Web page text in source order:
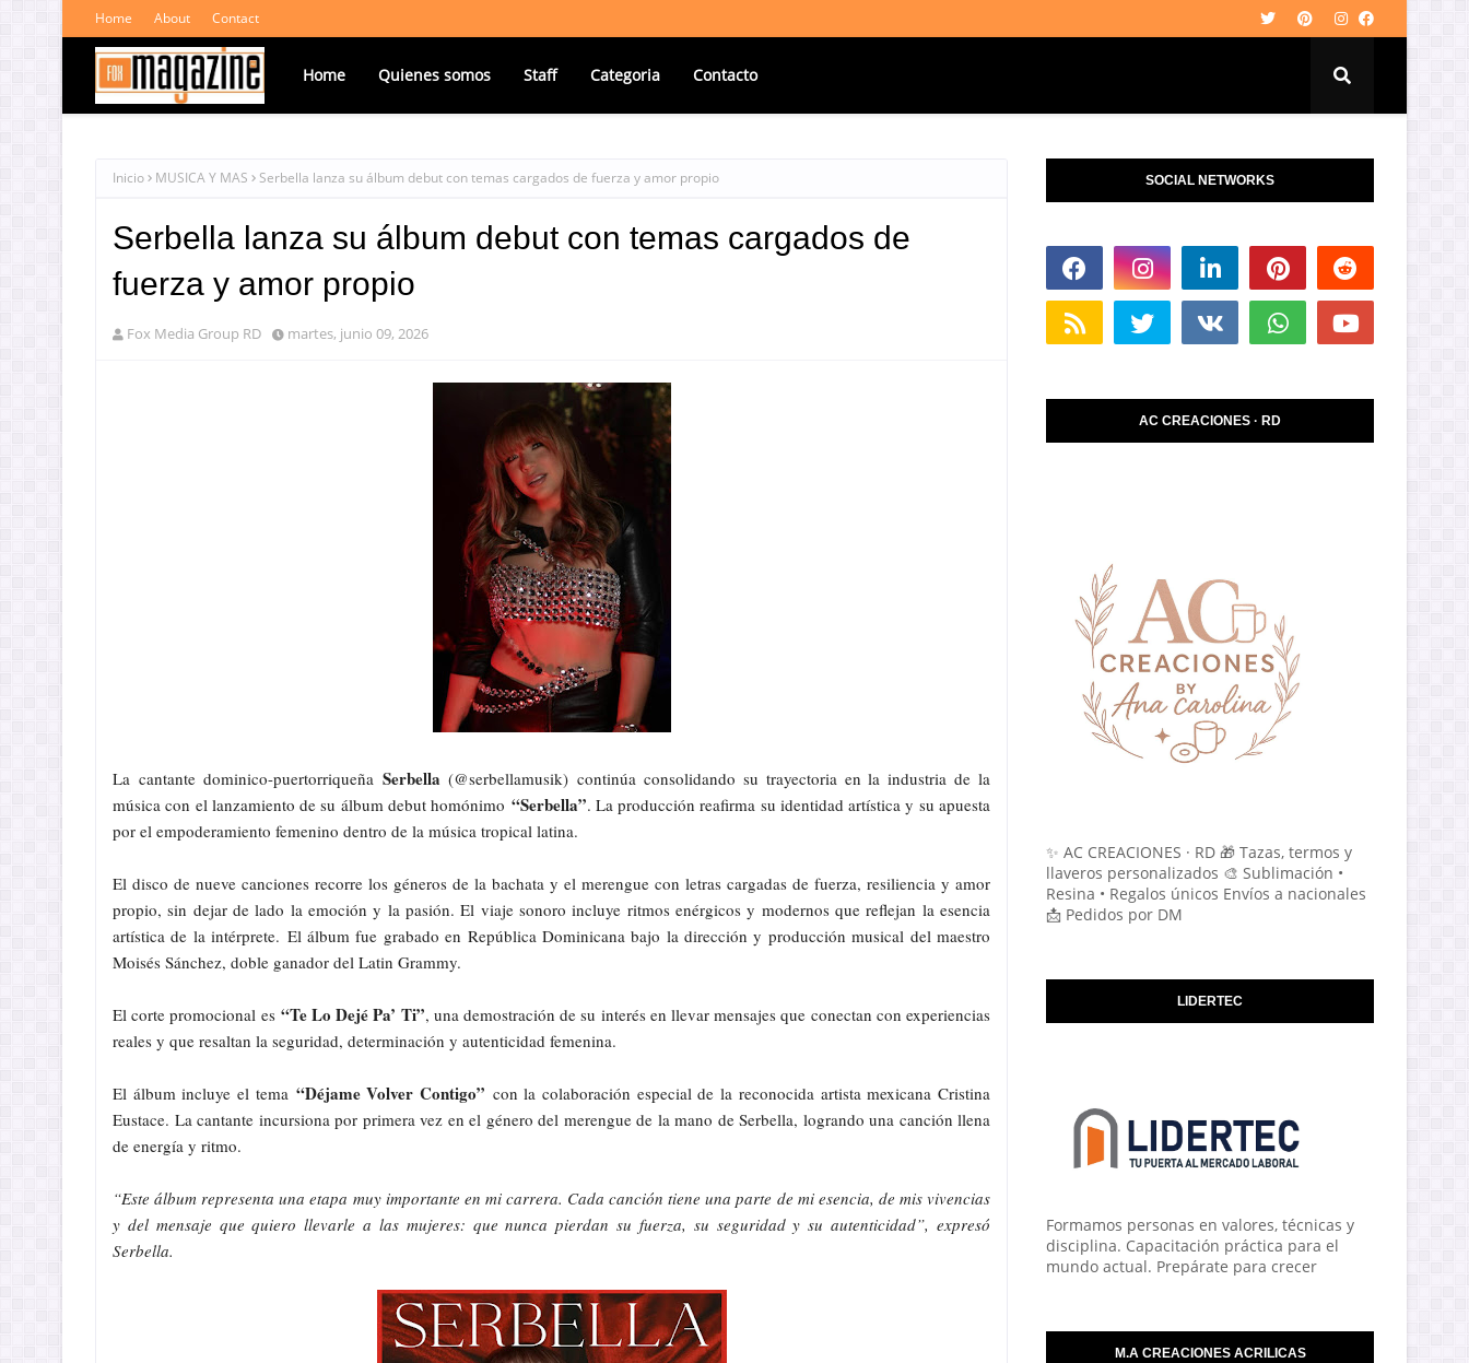
Home About Contact
Home Quienes somos Staff Categoria Contacto
Inicio MUSICA Y MAS Serbella lanza su álbum debut con temas cargados de fuerza y amor propio
Serbella lanza su álbum debut con temas cargados de
fuerza y amor propio
Fox Media Group RD martes, junio 09, 2026
La cantante dominico-puertorriqueña Serbella (@serbellamusik)continúa consolidando su trayectoria en la industria de la
música con el lanzamiento de su álbum debut homónimo “Serbella”. La producción reafirma su identidad artística y su apuesta
por el empoderamiento femenino dentro de la música tropical latina.
El disco de nueve canciones recorre los géneros de la bachata y el merengue con letras cargadas de fuerza, resiliencia y amor
propio, sin dejar de lado la emoción y la pasión. El viaje sonoro incluye ritmos enérgicos y modernos que reflejan la esencia
artística de la intérprete. El álbum fue grabado en República Dominicana bajo la dirección y producción musical del maestro
Moisés Sánchez, doble ganador del Latin Grammy.
El corte promocional es “Te Lo Dejé Pa’ Ti”, una demostración de su interés en llevar mensajes que conectan con experiencias
reales y que resaltan la seguridad, determinación y autenticidad femenina.
El álbum incluye el tema “Déjame Volver Contigo” con la colaboración especial de la reconocida artista mexicana Cristina
Eustace. La cantante incursiona por primera vez en el género del merengue de la mano de Serbella, logrando una canción llena
de energía y ritmo.
“Este álbum representa una etapa muy importante en mi carrera. Cada canción tiene una parte de mi esencia, de mis vivencias
y del mensaje que quiero llevarle a las mujeres: que nunca pierdan su fuerza, su seguridad y su autenticidad”, expresó
Serbella.
SOCIAL NETWORKS
AC CREACIONES · RD
✨ AC CREACIONES · RD 🎁 Tazas, termos y
llaveros personalizados 🎨 Sublimación •
Resina • Regalos únicos Envíos a nacionales
📩 Pedidos por DM
LIDERTEC
Formamos personas en valores, técnicas y
disciplina. Capacitación práctica para el
mundo actual. Prepárate para crecer
M.A CREACIONES ACRILICAS